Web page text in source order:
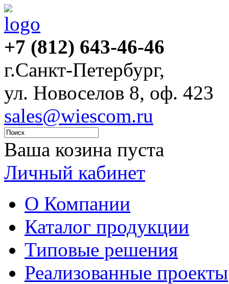
+7 (812) 643-46-46
г.Санкт-Петербург,
ул. Новоселов 8, оф. 423
sales@wiescom.ru
Ваша козина пуста
Личный кабинет
О Компании
Каталог продукции
Типовые решения
Реализованные проекты